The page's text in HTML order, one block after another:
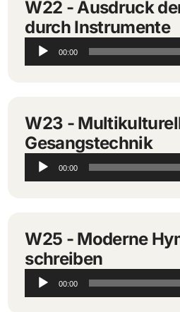
W22 - Ausdruck
durch Instrumente
Audio-
Player
00:00
W23 -
Gesangstechnik
Audio-
Player
00:00
W25 - Moderne
schreiben
Audio-
Player
00:00